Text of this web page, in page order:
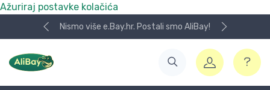
Ažuriraj postavke kolačića
Nismo više e.Bay.hr. Postali smo AliBay!